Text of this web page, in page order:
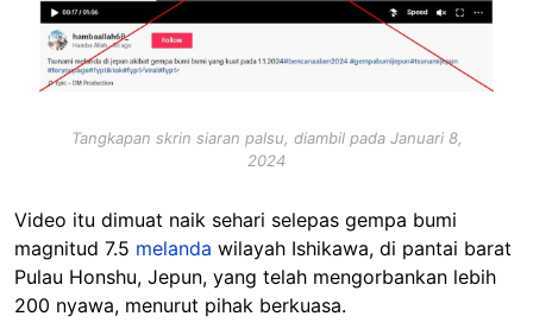
Tangkapan skrin siaran palsu, diambil pada Januari 8,
2024
Video itu dimuat naik sehari selepas gempa bumi
magnitud 7.5 melanda wilayah Ishikawa, di pantai barat
Pulau Honshu, Jepun, yang telah mengorbankan lebih
200 nyawa, menurut pihak berkuasa.